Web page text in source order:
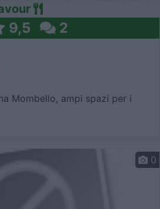
9,5 2
Mombello, ampi spazi per i
0